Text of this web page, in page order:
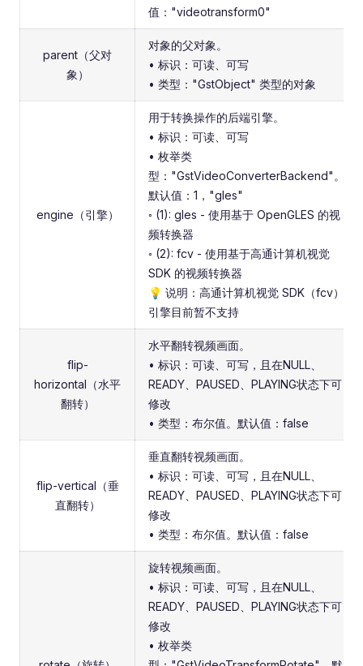
值："videotransform0"
parent（父对
象）
对象的父对象。
• 标识：可读、可写
• 类型："GstObject" 类型的对象
engine（引擎）
用于转换操作的后端引擎。
• 标识：可读、可写
• 枚举类
型："GstVideoConverterBackend"。
默认值：1，"gles"
◦ (1): gles - 使用基于 OpenGLES 的视
频转换器
◦ (2): fcv - 使用基于高通计算机视觉
SDK 的视频转换器
💡 说明：高通计算机视觉 SDK（fcv）
引擎目前暂不支持
flip-
horizontal（水平
翻转）
水平翻转视频画面。
• 标识：可读、可写，且在NULL、
READY、PAUSED、PLAYING状态下可
修改
• 类型：布尔值。默认值：false
flip-vertical（垂
直翻转）
垂直翻转视频画面。
• 标识：可读、可写，且在NULL、
READY、PAUSED、PLAYING状态下可
修改
• 类型：布尔值。默认值：false
旋转视频画面。
• 标识：可读、可写，且在NULL、
READY、PAUSED、PLAYING状态下可
修改
• 枚举类